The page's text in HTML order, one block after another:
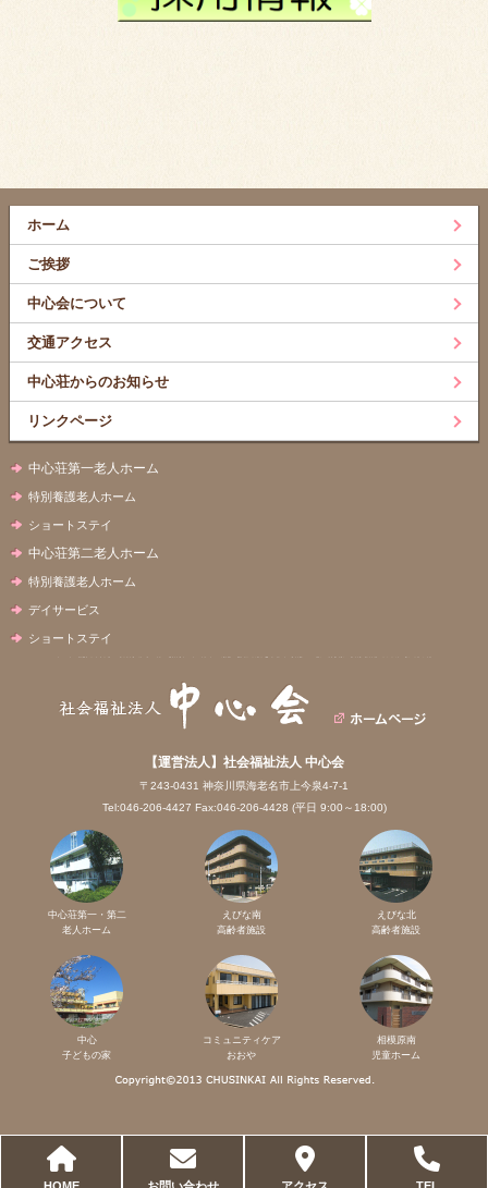
ホーム
ご挨拶
中心会について
交通アクセス
中心荘からのお知らせ
リンクページ
中心荘第一老人ホーム
特別養護老人ホーム
ショートステイ
中心荘第二老人ホーム
特別養護老人ホーム
デイサービス
ショートステイ
【運営法人】社会福祉法人 中心会
〒243-0431 神奈川県海老名市上今泉4-7-1
Tel:046-206-4427 Fax:046-206-4428 (平日 9:00～18:00)
中心荘第一・第二
老人ホーム
えびな南
高齢者施設
えびな北
高齢者施設
中心
子どもの家
コミュニティケア
おおや
相模原南
児童ホーム